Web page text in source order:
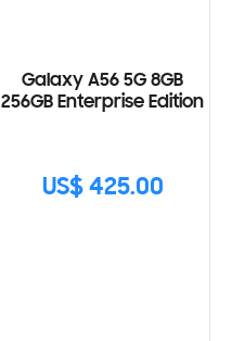
Galaxy A56 5G 8GB
256GB Enterprise Edition
US$ 425.00